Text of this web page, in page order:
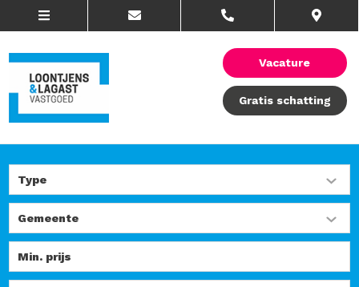
Vacature
Gratis schatting